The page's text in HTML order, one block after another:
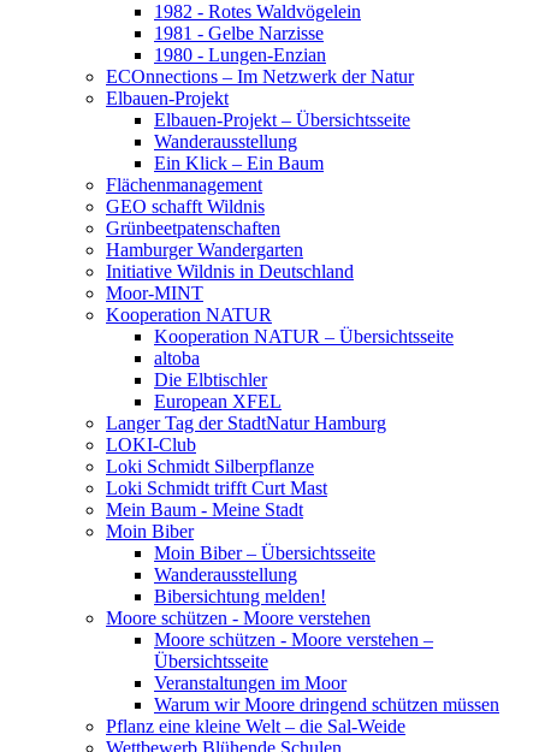
1982 - Rotes Waldvögelein
1981 - Gelbe Narzisse
1980 - Lungen-Enzian
ECOnnections – Im Netzwerk der Natur
Elbauen-Projekt
Elbauen-Projekt – Übersichtsseite
Wanderausstellung
Ein Klick – Ein Baum
Flächenmanagement
GEO schafft Wildnis
Grünbeetpatenschaften
Hamburger Wandergarten
Initiative Wildnis in Deutschland
Moor-MINT
Kooperation NATUR
Kooperation NATUR – Übersichtsseite
altoba
Die Elbtischler
European XFEL
Langer Tag der StadtNatur Hamburg
LOKI-Club
Loki Schmidt Silberpflanze
Loki Schmidt trifft Curt Mast
Mein Baum - Meine Stadt
Moin Biber
Moin Biber – Übersichtsseite
Wanderausstellung
Bibersichtung melden!
Moore schützen - Moore verstehen
Moore schützen - Moore verstehen –
Übersichtsseite
Veranstaltungen im Moor
Warum wir Moore dringend schützen müssen
Pflanz eine kleine Welt – die Sal-Weide
Wettbewerb Blühende Schulen